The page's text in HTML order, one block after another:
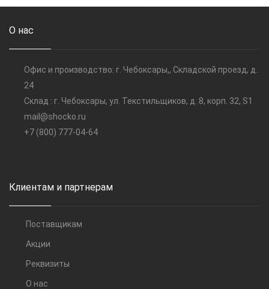
О нас
Офис и производство: г. Чебоксары,, Складской проезд, д.
24
Склад : г. Чебоксары, ул. Текстильщиков, д. 8, корп. 32, S1
mail@shocko.ru
+7 (800) 777-04-64
Клиентам и партнерам
Поставщикам
Акции
Реквизиты
О нас